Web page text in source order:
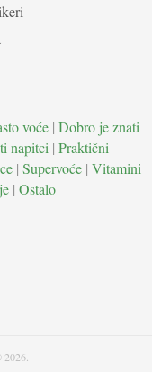
voće| Dobro je znati
napitci | Praktični
| Supervoće| Vitamini
| Ostalo